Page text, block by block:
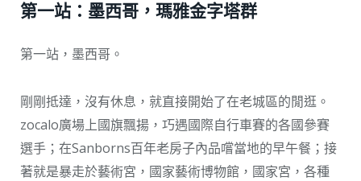
第一站：墨西哥，瑪雅金字塔群
第一站，墨西哥。
剛剛抵達，沒有休息，就直接開始了在老城區的閒逛。
zocalo廣場上國旗飄揚，巧遇國際自行車賽的各國參賽
選手；在Sanborns百年老房子內品嚐當地的早午餐；接
著就是暴走於藝術宮，國家藝術博物館，國家宮，各種